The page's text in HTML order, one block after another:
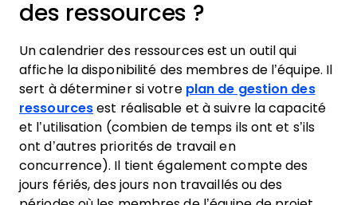
des ressources ?
Un calendrier des ressources est un outil qui
affiche la disponibilité des membres de l’équipe. Il
sert à déterminer si votre plan de gestion des
ressources est réalisable et à suivre la capacité
et l’utilisation (combien de temps ils ont et s’ils
ont d’autres priorités de travail en
concurrence). Il tient également compte des
jours fériés, des jours non travaillés ou des